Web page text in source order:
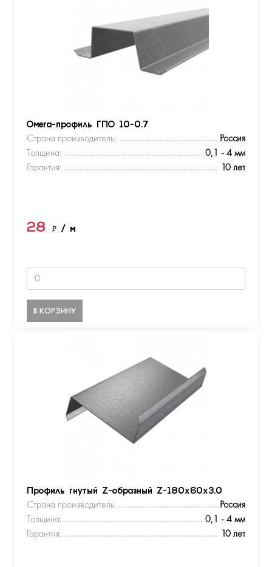
Омега-профиль ГПО 10-0.7
Страна производитель:
Россия
Толщина:
0,1 - 4 мм
Гарантия:
10 лет
28 ₽ / м
В КОРЗИНУ
Профиль гнутый Z-образный Z-180х60х3.0
Страна производитель:
Россия
Толщина:
0,1 - 4 мм
Гарантия:
10 лет